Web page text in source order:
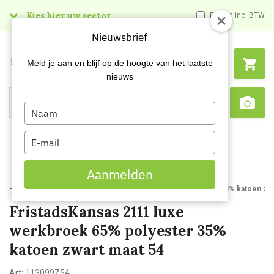
Kies hier uw sector Prijzen inc. BTW
Search
Menu
Home FristadsKansas 2111 luxe werkbroek 65% polyester 35% katoen
FristadsKansas 2111 luxe
werkbroek 65% polyester 35%
katoen zwart maat 54
Nieuwsbrief
Meld je aan en blijf op de hoogte van het laatste
nieuws
Type
your
name
Type
your
email
Aanmelden